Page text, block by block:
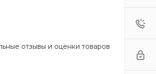
отзывы и оценки товаров